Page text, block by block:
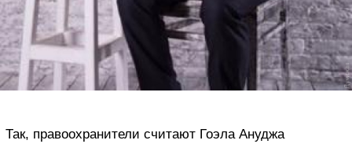
Так, правоохранители считают Гоэла Ануджа